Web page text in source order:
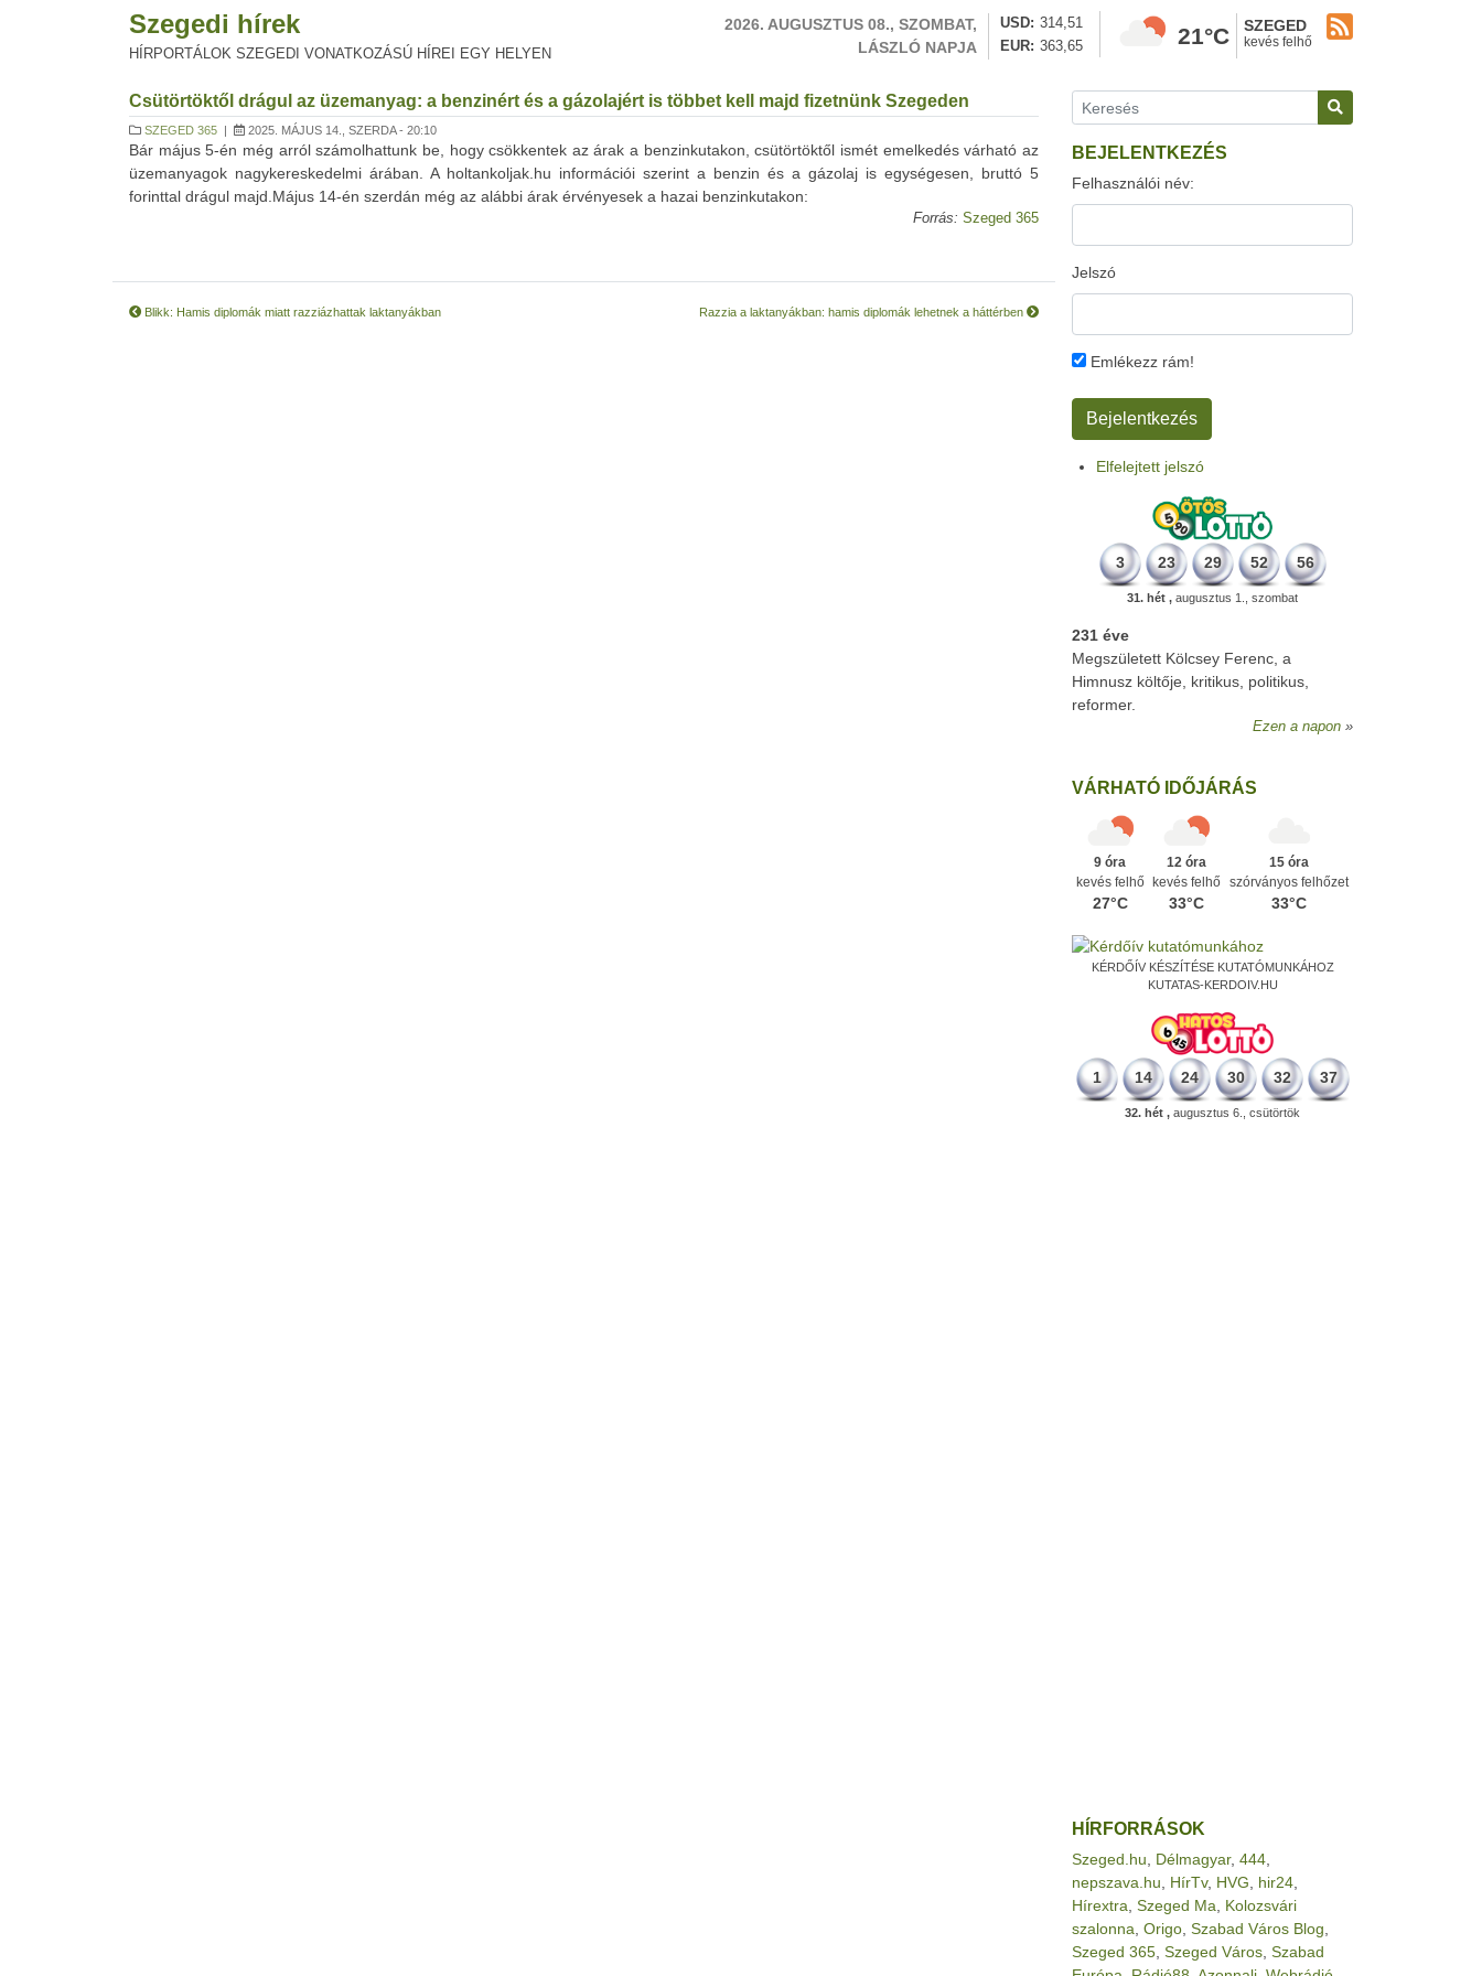
Szegedi hírek
HÍRPORTÁLOK SZEGEDI VONATKOZÁSÚ HÍREI EGY HELYEN
2026. AUGUSZTUS 08., SZOMBAT,
LÁSZLÓ NAPJA
USD
314,51
EUR
363,65 21°C SZEGED
kevés felhő
Csütörtöktől drágul az üzemanyag: a benzinért és a gázolajért is többet kell majd fizetnünk Szegeden
SZEGED 365 | 2025. MÁJUS 14., SZERDA - 20:10
Bár május 5-én még arról számolhattunk be, hogy csökkentek az árak a benzinkutakon, csütörtöktől ismét emelkedés várható az
üzemanyagok nagykereskedelmi árában. A holtankoljak.hu információi szerint a benzin és a gázolaj is egységesen, bruttó 5
forinttal drágul majd.Május 14-én szerdán még az alábbi árak érvényesek a hazai benzinkutakon:
Forrás: Szeged 365
Blikk: Hamis diplomák miatt razziázhattak laktanyákban Razzia a laktanyákban: hamis diplomák lehetnek a háttérben
BEJELENTKEZÉS
Felhasználói név:
Jelszó
Emlékezz rám!
Elfelejtett jelszó
3 23 29 52 56
31. hét , augusztus 1., szombat
231 éve
Megszületett Kölcsey Ferenc, a
Himnusz költője, kritikus, politikus,
reformer.
Ezen a napon
VÁRHATÓ IDŐJÁRÁS
9 óra
kevés felhő
27°C
12 óra
kevés felhő
33°C
15 óra
szórványos felhőzet
33°C
KÉRDŐÍV KÉSZÍTÉSE KUTATÓMUNKÁHOZ
KUTATAS-KERDOIV.HU
1 14 24 30 32 37
32. hét , augusztus 6., csütörtök
HÍRFORRÁSOK
Szeged.hu Délmagyar, 444
nepszava.hu
HírTv, HVG hir24
Hírextra Szeged Ma
Kolozsvári
szalonna Origo Szabad Város Blog
Szeged 365 Szeged Város Szabad